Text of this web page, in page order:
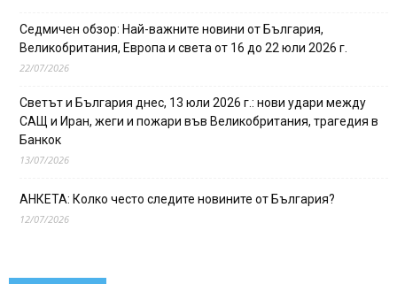
Седмичен обзор: Най-важните новини от България,
Великобритания, Европа и света от 16 до 22 юли 2026 г.
22/07/2026
Светът и България днес, 13 юли 2026 г.: нови удари между
САЩ и Иран, жеги и пожари във Великобритания, трагедия в
Банкок
13/07/2026
АНКЕТА: Колко често следите новините от България?
12/07/2026